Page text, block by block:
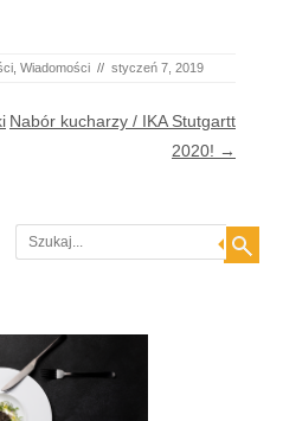
Wiadomości // styczeń 7, 2019
Nabór kucharzy / IKA Stutgartt
2020! →
Search